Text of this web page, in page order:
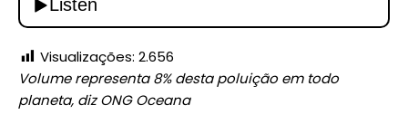
Visualizações: 2.656
Volume representa 8% desta poluição em todo
planeta, diz ONG Oceana